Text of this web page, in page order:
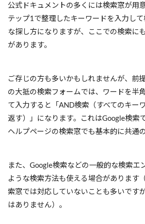
公式ドキュメントの多くには検索窓が用
テップ1で整理したキーワードを入力し
な探し方になりますが、ここでの検索に
があります。
ご存じの方も多いかもしれませんが、前
の大抵の検索フォームでは、ワードを半
て入力すると「AND検索（すべてのキー
返す）」になります。これはGoogle検索
ヘルプページの検索窓でも基本的に共通の
また、Google検索などの一般的な検索エ
ような検索方法も使える場合があります
索窓では対応していないことも多いです
はありません）。